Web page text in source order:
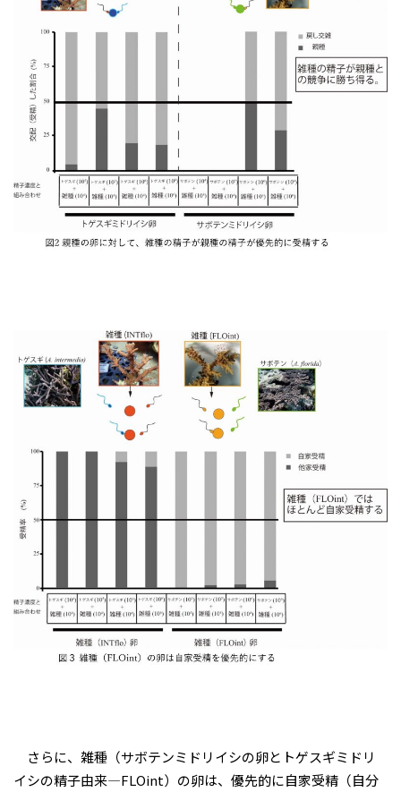
さらに、雑種（サボテンミドリイシの卵とトゲスギミドリ
イシの精子由来―FLOint）の卵は、優先的に自家受精（自分